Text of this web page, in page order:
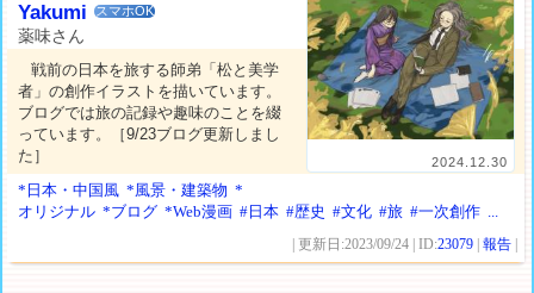
2024.12.30
Yakumi スマホOK
薬味さん
戦前の日本を旅する師弟「松と美学
者」の創作イラストを描いています。
ブログでは旅の記録や趣味のことを綴
っています。［9/23ブログ更新しまし
た］
*日本・中国風 *風景・建築物 *
オリジナル *ブログ *Web漫画 #日本 #歴史 #文化 #旅 #一次創作 ...
| 更新日:2023/09/24 | ID:23079 |報告